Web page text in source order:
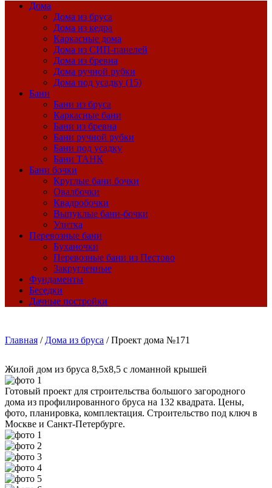
Дома
Дома из бруса
Дома из кедра
Каркасные дома
Дома из СИП-панелей
Дома из бревна
Дома ручной рубки
Дома под усадку (15)
Бани
Бани из бруса
Каркасные бани
Бани из бревна
Бани ручной рубки
Бани под усадку
Бани ТАНК
Бани бочки
Круглые бани бочки
Овалбочки
Квадробочки
Выпуклые бани-бочки
Улитка
Перевозные бани
Буханочки
Перевозные бани из Пестово
Закругленные
Фундаменты
Беседки
Дачные постройки
Главная / Дома из бруса /Проект дома №171
Жилой дом из бруса 8,5х8,5 с ломанной крышей
Готовый проект для строительства большого загородного
дома из профилированного бруса на 132 квадрата. Цены,
фото, планировка, комплектация. Строительство под ключ в
Москве и Санкт-Петербурге.